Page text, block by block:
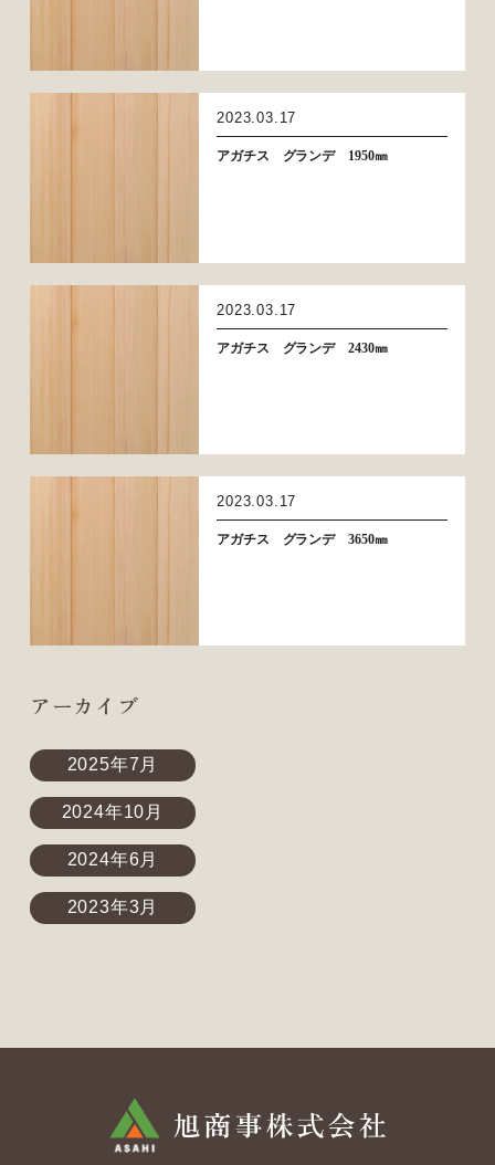
2023.03.17
アガチス グランデ 1950㎜
2023.03.17
アガチス グランデ 2430㎜
2023.03.17
アガチス グランデ 3650㎜
アーカイブ
2025年7月
2024年10月
2024年6月
2023年3月